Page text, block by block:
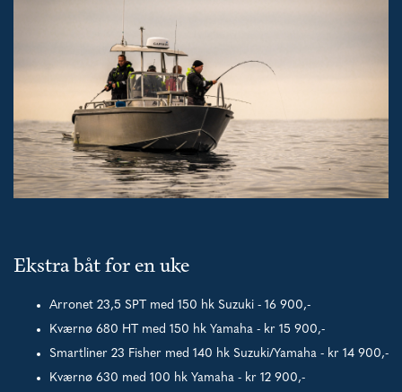
Ekstra båt for en uke
Arronet 23,5 SPT med 150 hk Suzuki - 16 900,-
Kværnø 680 HT med 150 hk Yamaha - kr 15 900,-
Smartliner 23 Fisher med 140 hk Suzuki/Yamaha - kr 14 900,-
Kværnø 630 med 100 hk Yamaha - kr 12 900,-